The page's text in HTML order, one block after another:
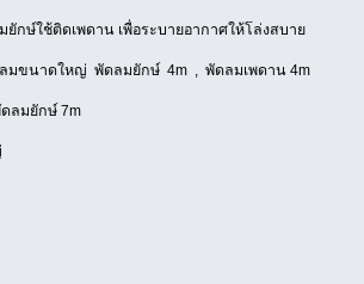
ษ์ใช้ติดเพดาน เพื่อระบายอากาศให้โล่งสบาย
มขนาดใหญ่ พัดลมยักษ์ 4m , พัดลมเพดาน 4m
ลมยักษ์ 7m